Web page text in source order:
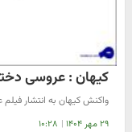
کیهان : عروسی
​واکنش کیهان به انتشار
۲۹ مهر ۱۴۰۴ | ۱۰:۲۸